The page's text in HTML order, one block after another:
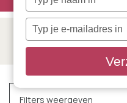
Filters weergeven
je
naam
Typ
je
e-
in